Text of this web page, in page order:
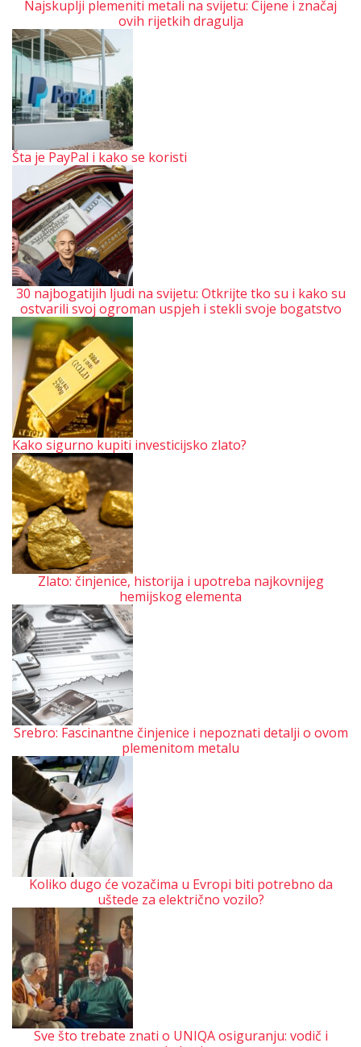
Najskuplji plemeniti metali na svijetu: Cijene i značaj
ovih rijetkih dragulja
Šta je PayPal i kako se koristi
30 najbogatijih ljudi na svijetu: Otkrijte tko su i kako su
ostvarili svoj ogroman uspjeh i stekli svoje bogatstvo
Kako sigurno kupiti investicijsko zlato?
Zlato: činjenice, historija i upotreba najkovnijeg
hemijskog elementa
Srebro: Fascinantne činjenice i nepoznati detalji o ovom
plemenitom metalu
Koliko dugo će vozačima u Evropi biti potrebno da
uštede za električno vozilo?
Sve što trebate znati o UNIQA osiguranju: vodič i